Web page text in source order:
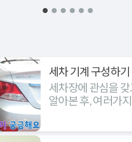
세차 기계 구성하기
세차장에 관심을
알아본 후, 여러가